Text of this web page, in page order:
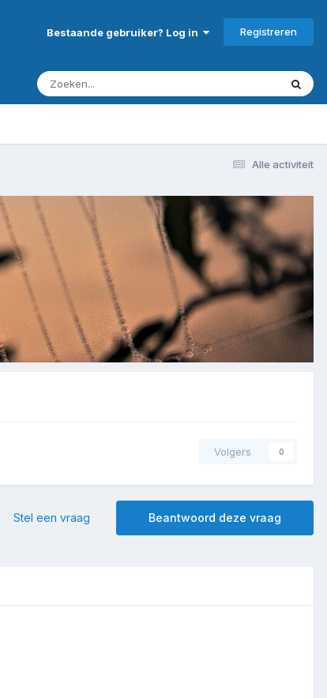
Bestaande gebruiker? Log in Registreren
Alle activiteit
Volgers 0
Beantwoord deze vraag
Stel een vraag